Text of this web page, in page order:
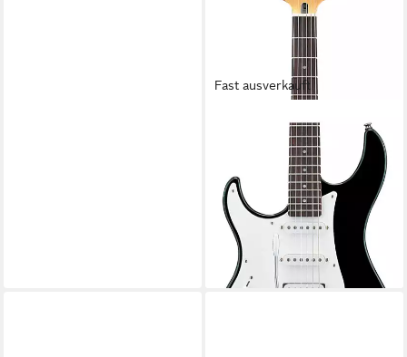
Fast ausverkauft
E-Gitarre Yamaha Pacifica
112JL BL Black, ST,
Linkshänder E-Gitarre für
Einsteiger
257,00 €
UVP330,00 €
-22%
lieferbar - in 2-3 Werktagen bei dir